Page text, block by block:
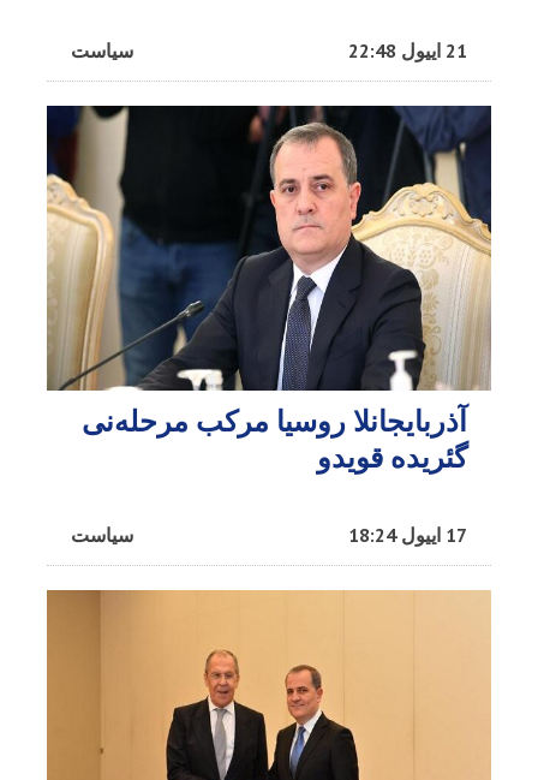
سیاست 21 اییول 22:48
آذربایجانلا روسیا مرکب مرحله‌نی
گئریده قویدو
سیاست 17 اییول 18:24